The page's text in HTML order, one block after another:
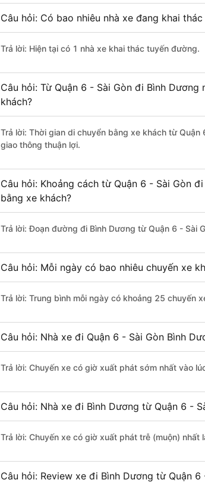
Câu hỏi: Có bao nhiêu nhà xe đang khai
Trả lời: Hiện tại có 1 nhà xe khai thác tuyến đường.
Câu hỏi: Từ Quận 6 - Sài Gòn đi Bình
khách?
Trả lời: Thời gian di chuyển bằng xe khách từ
giao thông thuận lợi.
Câu hỏi: Khoảng cách từ Quận 6 - Sài Gòn
bằng xe khách?
Trả lời: Đoạn đường đi Bình Dương từ Quận 6 - Sài
Câu hỏi: Mỗi ngày có bao nhiêu chuyến xe
Trả lời: Trung bình mỗi ngày có khoảng 25 chuyến
Câu hỏi: Nhà xe đi Quận 6 - Sài Gòn Bình
Trả lời: Chuyến xe có giờ xuất phát sớm nhất vào
Câu hỏi: Nhà xe đi Bình Dương từ Quận 6 -
Trả lời: Chuyến xe có giờ xuất phát trễ (muộn) nhất
Câu hỏi: Review xe đi Bình Dương từ Quận